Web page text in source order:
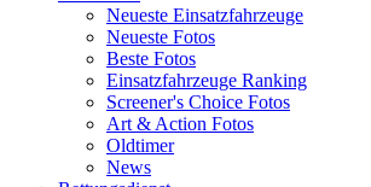
Neueste Einsatzfahrzeuge
Neueste Fotos
Beste Fotos
Einsatzfahrzeuge Ranking
Screener's Choice Fotos
Art & Action Fotos
Oldtimer
News